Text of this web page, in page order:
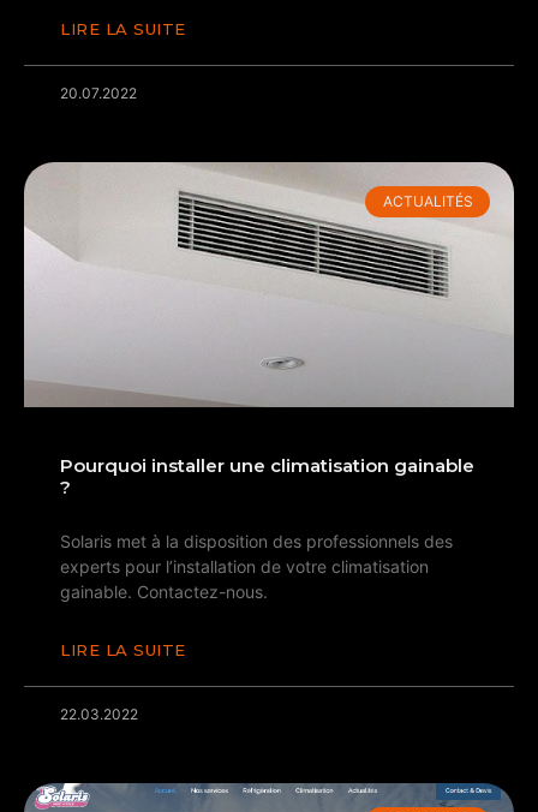
LIRE LA SUITE
20.07.2022
ACTUALITÉS
Pourquoi installer une climatisation gainable
?
Solaris met à la disposition des professionnels des
experts pour l’installation de votre climatisation
gainable. Contactez-nous.
LIRE LA SUITE
22.03.2022